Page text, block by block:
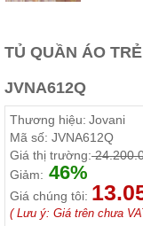
kệ
Nội
Thất
Ban
Công,
Vườn
Bàn
ban
TỦ QUẦN ÁO
JVNA612Q
Thương hiệu: Jovani
Mã số: JVNA612Q
Giá thị trường:
Giảm: 46%
Giá chúng tôi:
( Lưu ý: Giá trên chưa